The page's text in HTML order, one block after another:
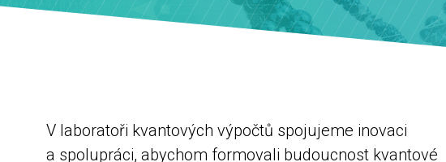
V laboratoři kvantových výpočtů spojujeme inovaci
a spolupráci, abychom formovali budoucnost kvantové